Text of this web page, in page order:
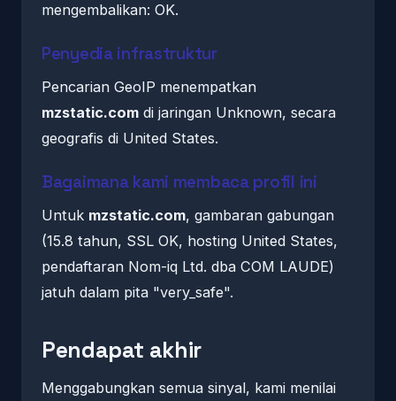
mengembalikan: OK.
Penyedia infrastruktur
Pencarian GeoIP menempatkan
mzstatic.com di jaringan Unknown, secara
geografis di United States.
Bagaimana kami membaca profil ini
Untuk mzstatic.com, gambaran gabungan
(15.8 tahun, SSL OK, hosting United States,
pendaftaran Nom-iq Ltd. dba COM LAUDE)
jatuh dalam pita "very_safe".
Pendapat akhir
Menggabungkan semua sinyal, kami menilai